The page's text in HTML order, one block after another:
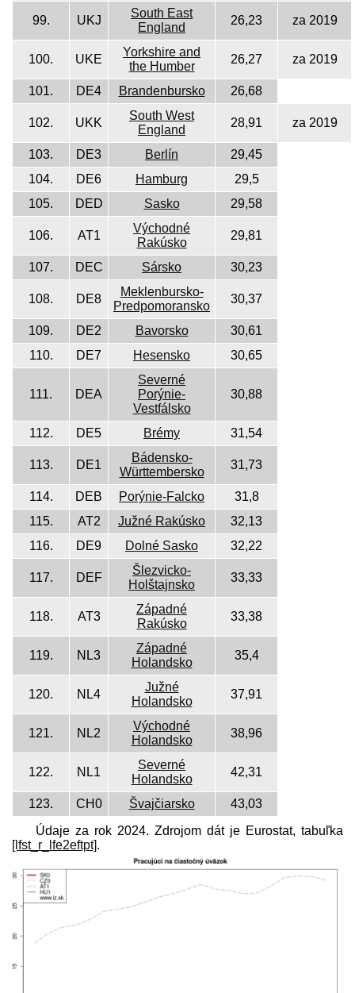
99. UKJ
South East
England
26,23 za 2019
100. UKE
Yorkshire and
the Humber
26,27 za 2019
101. DE4 Brandenbursko 26,68
102. UKK
South West
England
28,91 za 2019
103. DE3 Berlín
29,45
104.
DE6 Hamburg
29,5
105.
DED Sasko 29,58
106. AT1
Východné
Rakúsko
29,81
107. DEC Sársko 30,23
108. DE8
Meklenbursko-
Predpomoransko
30,37
109. DE2 Bavorsko
30,61
110.
DE7 Hesensko 30,65
111. DEA
Severné
Porýnie-
Vestfálsko
30,88
112. DE5 Brémy 31,54
113. DE1
Bádensko-
Württembersko
31,73
114. DEB Porýnie-Falcko
31,8
115.
AT2 Južné Rakúsko
32,13
116.
DE9 Dolné Sasko 32,22
117. DEF
Šlezvicko-
Holštajnsko
33,33
118. AT3
Západné
Rakúsko
33,38
119. NL3
Západné
Holandsko
35,4
120. NL4
Južné
Holandsko
37,91
121. NL2
Východné
Holandsko
38,96
122. NL1
Severné
Holandsko
42,31
123. CH0 Švajčiarsko
43,03
Údaje za rok 2024. Zdrojom dát je Eurostat, tabuľka
[lfst_r_lfe2eftpt] .